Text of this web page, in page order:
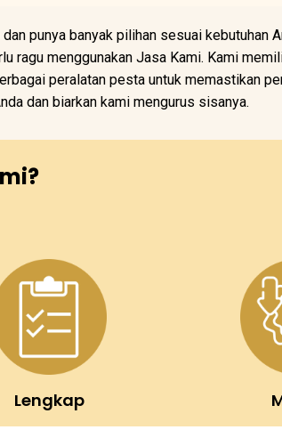
punya banyak pilihan sesuai kebutuhan
ragu menggunakan Jasa Kami. Kami
peralatan pesta untuk memastikan
dan biarkan kami mengurus sisanya.
Lengkap